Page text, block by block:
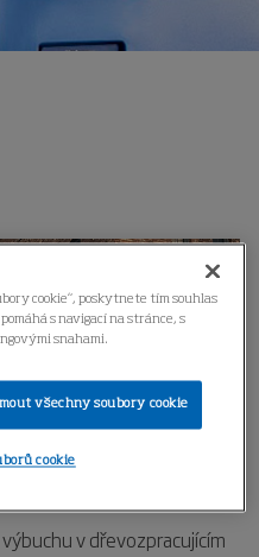
v dřevozpracujícím
cookie“, poskytnete tím souhlas
s navigací na stránce, s
snahami.
všechny soubory cookie
cookie